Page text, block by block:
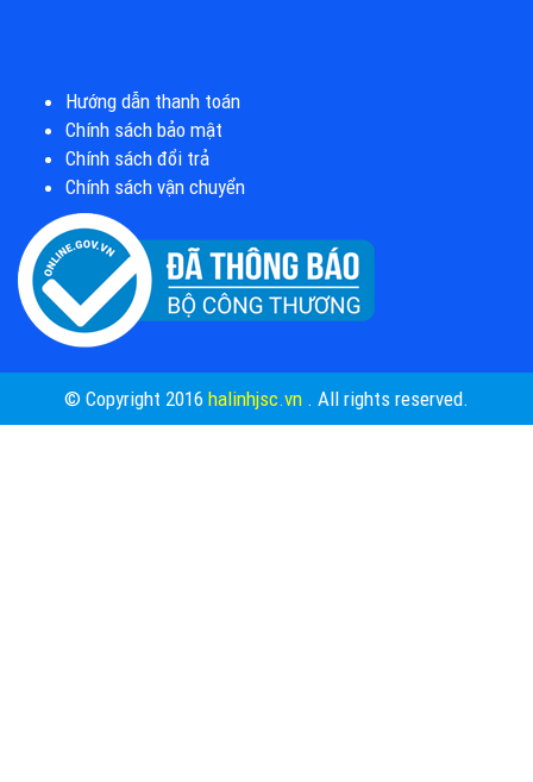
Hướng dẫn thanh toán
Chính sách bảo mật
Chính sách đổi trả
Chính sách vận chuyển
© Copyright 2016 halinhjsc.vn . All rights reserved.